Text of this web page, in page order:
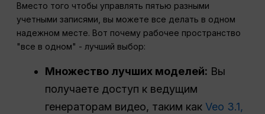
Вместо того чтобы управлять пятью разными
учетными записями, вы можете все делать в одном
надежном месте. Вот почему рабочее пространство
"все в одном" - лучший выбор:
Множество лучших моделей: Вы
получаете доступ к ведущим
генераторам видео, таким какVeo 3.1,